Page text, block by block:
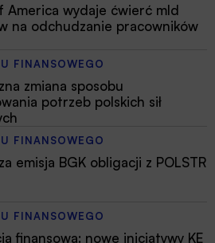
America wydaje ćwierć mld
na odchudzanie pracowników
FINANSOWEGO
zmiana sposobu
potrzeb polskich sił
FINANSOWEGO
emisja BGK obligacji z POLSTR
FINANSOWEGO
finansowa: nowe inicjatywy KE